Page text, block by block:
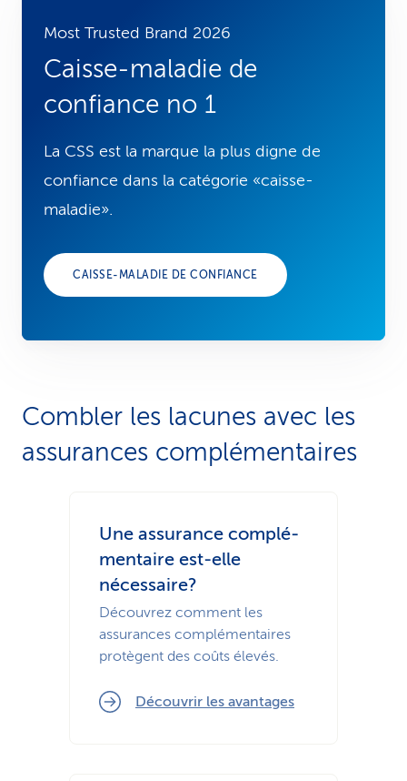
Most Trusted Brand 2026
Caisse-maladie de
confiance no 1
La CSS est la marque la plus digne de
confiance dans la catégorie «caisse-
maladie».
CAISSE-MALADIE DE CONFIANCE
Combler les lacunes avec les
assurances complémentaires
Une assurance complé­
mentaire est-elle
nécessaire?
Découvrez comment les
assurances complémentaires
protègent des coûts élevés.
Découvrir les avantages